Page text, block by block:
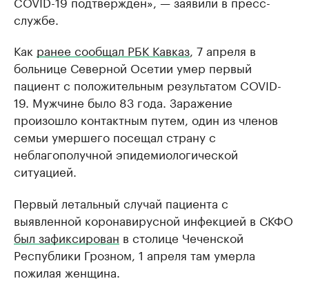
службе.
Как ранее сообщал РБК Кавказ , 7 апреля в
больнице Северной Осетии умер первый
пациент с положительным результатом COVID-
19. Мужчине было 83 года. Заражение
произошло контактным путем, один из членов
семьи умершего посещал страну с
неблагополучной эпидемиологической
ситуацией.
Первый летальный случай пациента с
выявленной коронавирусной инфекцией в СКФО
был зафиксирован в столице Чеченской
Республики Грозном, 1 апреля там умерла
пожилая женщина.